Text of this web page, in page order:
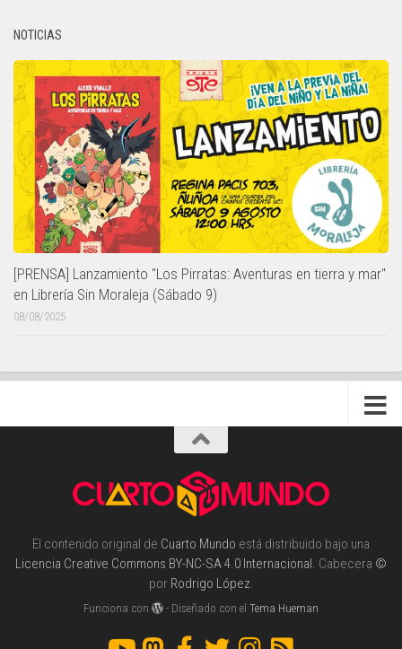
NOTICIAS
[PRENSA] Lanzamiento "Los Pirratas: Aventuras en tierra y mar"
en Librería Sin Moraleja (Sábado 9)
08/08/2025
El contenido original de Cuarto Mundo está distribuido bajo una
Licencia Creative Commons BY-NC-SA 4.0 Internacional. Cabecera ©
por Rodrigo López.
Funciona con - Diseñado con elTema Hueman